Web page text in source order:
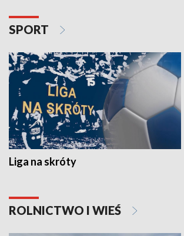
SPORT
Liga na skróty
ROLNICTWO I WIEŚ